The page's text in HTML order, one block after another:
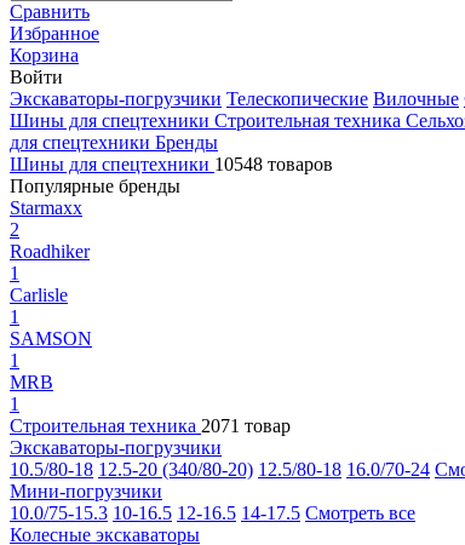
Сравнить
Избранное
Корзина
Войти
Экскаваторы-погрузчики Телескопические Вилочные
Шины для спецтехники Строительная техника
для спецтехники Бренды
Шины для спецтехники 10548 товаров
Популярные бренды
Starmaxx
2
Roadhiker
1
Carlisle
1
SAMSON
1
MRB
1
Строительная техника 2071 товар
Экскаваторы-погрузчики
10.5/80-18 12.5-20 (340/80-20) 12.5/80-18 16.0/70-24
Мини-погрузчики
10.0/75-15.3 10-16.5 12-16.5 14-17.5 Смотреть все
Колесные экскаваторы